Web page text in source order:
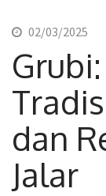
02/03/2025
dan
Jalar